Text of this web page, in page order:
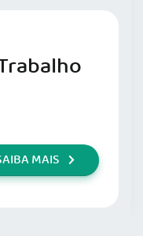
MAIS